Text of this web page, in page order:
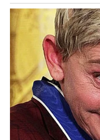
Tijekom razdoblja visokih
važno je prepoznati da su
suočene s najvećim
pretjerano vlažan, doseže